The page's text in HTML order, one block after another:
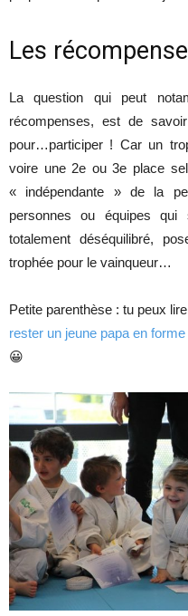
Les
La question qui peut
récompenses, est de
pour…participer ! Car un
voire une 2e ou 3e place
« indépendante » de la
personnes ou équipes qui
totalement déséquilibré,
trophée pour le vainqueur…
Petite parenthèse : tu peux
rester un jeune papa en forme
😀